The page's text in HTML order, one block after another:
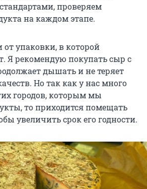
проверяем
на каждом этапе.
от упаковки, в которой
Я рекомендую покупать сыр с
дышать и не теряет
Но так как у нас много
городов, которым мы
то приходится помещать
увеличить срок его годности.